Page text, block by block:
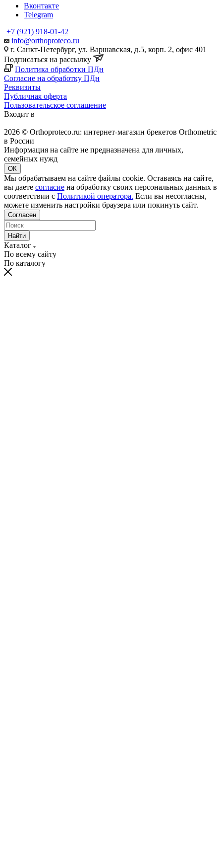
Вконтакте
Telegram
+7 (921) 918-01-42
info@orthoproteco.ru
г. Санкт-Петербург, ул. Варшавская, д.5, корп. 2, офис 401
Подписаться на рассылку
Политика обработки ПДн
Согласие на обработку ПДн
Реквизиты
Публичная оферта
Пользовательское соглашение
Входит в
2026 © Orthoproteco.ru: интернет-магазин брекетов Orthometric
в России
Информация на сайте не предназначена для личных,
семейных нужд
ОК
Мы обрабатываем на сайте файлы cookie. Оставаясь на сайте,
вы даете согласие на обработку своих персональных данных в
соответствии с Политикой оператора. Если вы несогласны,
можете изменить настройки браузера или покинуть сайт.
Согласен
Найти
Каталог
По всему сайту
По каталогу